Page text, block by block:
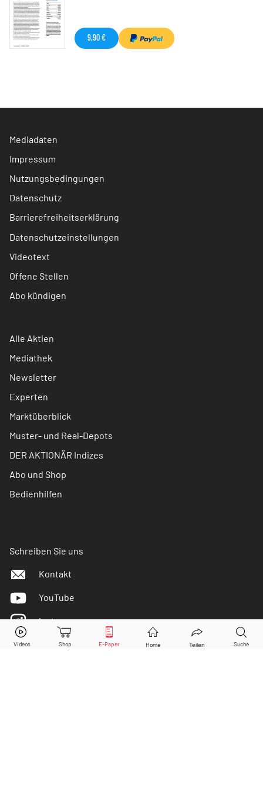
9,90 €
Mediadaten
Impressum
Nutzungsbedingungen
Datenschutz
Barrierefreiheitserklärung
Datenschutzeinstellungen
Videotext
Offene Stellen
Abo kündigen
Alle Aktien
Mediathek
Newsletter
Experten
Marktüberblick
Muster- und Real-Depots
DER AKTIONÄR Indizes
Abo und Shop
Bedienhilfen
Schreiben Sie uns
Kontakt
YouTube
Instagram
Facebook